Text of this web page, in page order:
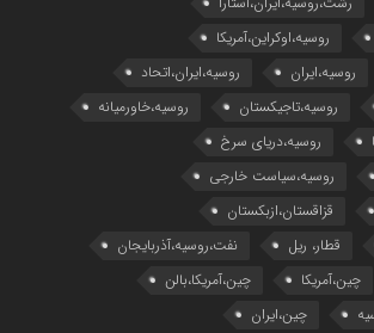
روسیه،اوکراین،آمریکا
روسیه،ایران
روسیه،ایران،اتحاد
روسیه،تاجیکستان
روسیه،خاورمیانه
روسیه،دریای سرخ
روسیه،سیاست خارجی
قزاقستان،ازبکستان
قطار، ریل
نفت،روسیه،آذربایجان
چین،آمریکا
چین،آمریکا،بالن
چین،ایران